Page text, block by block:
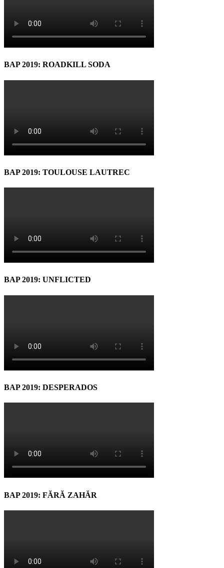
BAP 2019: ROADKILL SODA
BAP 2019: TOULOUSE LAUTREC
BAP 2019: UNFLICTED
BAP 2019: DESPERADOS
BAP 2019: FĂRĂ ZAHĂR